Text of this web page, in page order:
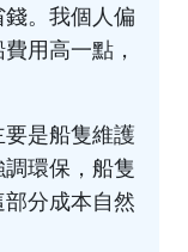
。我個人偏
用高一點，
是船隻維護
環保，船隻
分成本自然